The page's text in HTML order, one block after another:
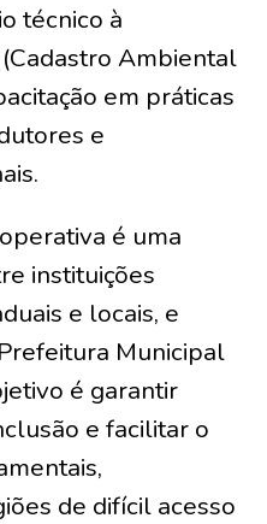
técnico à
Ambiental
em práticas
e
é uma
instituições
e locais, e
Municipal
é garantir
e facilitar o
de difícil acesso